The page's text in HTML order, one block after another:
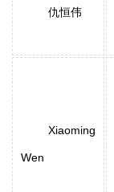
仇恒伟
Xiaoming
Wen